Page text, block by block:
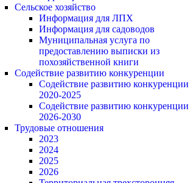
Сельское хозяйство
Информация для ЛПХ
Информация для садоводов
Муниципальная услуга по
предоставлению выписки из
похозяйственной книги
Содействие развитию конкуренции
Содействие развитию конкуренции
2020-2025
Содействие развитию конкуренции
2026-2030
Трудовые отношения
2023
2024
2025
2026